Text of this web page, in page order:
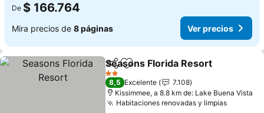
De $ 166.764
Mira precios de 8 páginas Ver precios
CompartirAgregar a favoritos
Seasons Florida Resort
2 Estrellas
8,5 Excelente
7.108
Kissimmee, a 8.8 km de: Lake Buena Vista
Habitaciones renovadas y limpiasVer